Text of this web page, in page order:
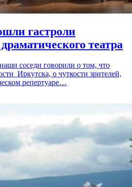
гастроли
театра
соседи говорили о том, что
Иркутска, о чуткости зрителей,
репертуаре…